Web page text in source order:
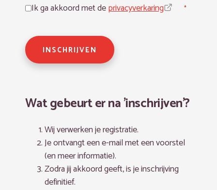
Ik ga akkoord met deprivacyverkaring *
INSCHRIJVEN
Wat gebeurt er na 'inschrijven'?
Wij verwerken je registratie.
Je ontvangt een e-mail met een voorstel
(en meer informatie).
Zodra jij akkoord geeft, is je inschrijving
definitief.